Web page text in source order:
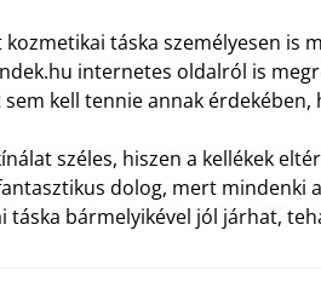
táska személyesen is
internetes oldalról is
sem kell tennie annak
széles, hiszen a kellékek
dolog, mert mindenki
táska bármelyikével jól járhat,